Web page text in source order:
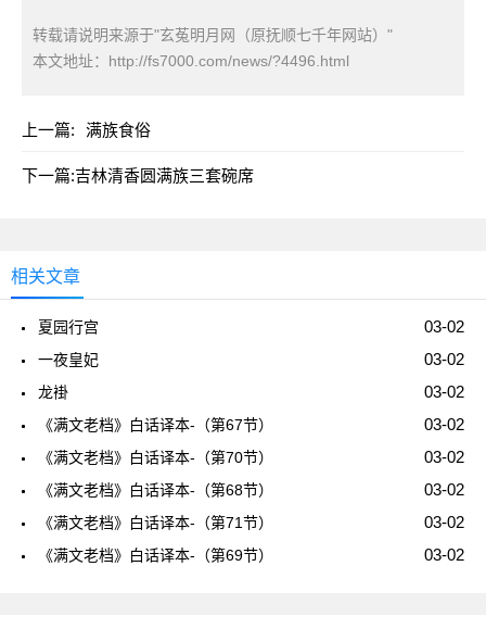
转载请说明来源于"玄菟明月网（原抚顺七千年网站）"
本文地址： http://fs7000.com/news/?4496.html
上一篇: 满族食俗
下一篇:吉林清香圆满族三套碗席
相关文章
03-02
夏园行宫
03-02
一夜皇妃
03-02
龙褂
03-02
《满文老档》白话译本-（第67节）
03-02
《满文老档》白话译本-（第70节）
03-02
《满文老档》白话译本-（第68节）
03-02
《满文老档》白话译本-（第71节）
03-02
《满文老档》白话译本-（第69节）